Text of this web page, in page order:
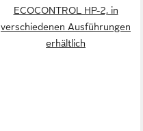
ECOCONTROL HP-2, in
verschiedenen Ausführungen
erhältlich